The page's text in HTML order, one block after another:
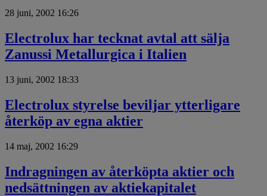
28 juni, 2002 16:26
Electrolux har tecknat avtal att sälja
Zanussi Metallurgica i Italien
13 juni, 2002 18:33
Electrolux styrelse beviljar ytterligare
återköp av egna aktier
14 maj, 2002 16:29
Indragningen av återköpta aktier och
nedsättningen av aktiekapitalet